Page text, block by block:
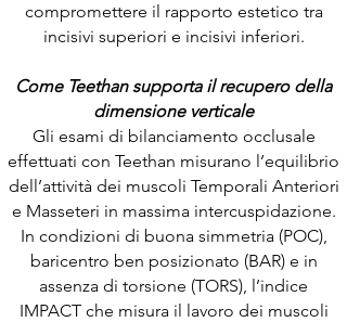
compromettere il rapporto estetico tra
incisivi superiori e incisivi inferiori.
Come Teethan supporta il recupero della
dimensione verticale
Gli esami di bilanciamento occlusale
effettuati con Teethan misurano l’equilibrio
dell’attività dei muscoli Temporali Anteriori
e Masseteri in massima intercuspidazione.
In condizioni di buona simmetria (POC),
baricentro ben posizionato (BAR) e in
assenza di torsione (TORS), l’indice
IMPACT che misura il lavoro dei muscoli